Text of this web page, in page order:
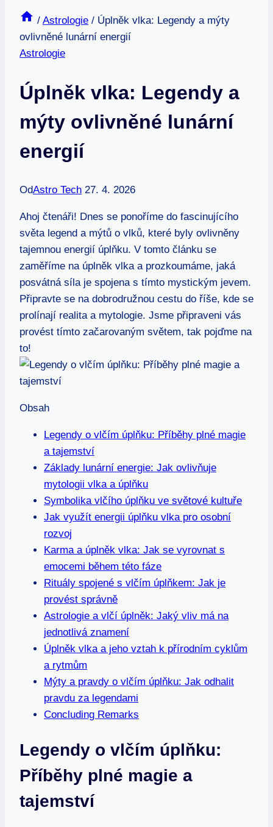
/ Astrologie / Úplněk vlka: Legendy a mýty
ovlivněné lunární energií
Astrologie
Úplněk vlka: Legendy a
mýty ovlivněné lunární
energií
OdAstro Tech 27. 4. 2026
Ahoj čtenáři! Dnes se ponoříme do fascinujícího
světa legend a mýtů o vlků, které byly ovlivněny
tajemnou energií úplňku. V tomto článku se
zaměříme na úplněk vlka a prozkoumáme, jaká
posvátná síla je spojena s tímto mystickým jevem.
Připravte se na dobrodružnou cestu do říše, kde se
prolínají realita a mytologie. Jsme připraveni vás
provést tímto začarovaným světem, tak pojďme na
to!
Obsah
Legendy o vlčím úplňku: Příběhy plné magie
a tajemství
Základy lunární energie: Jak ovlivňuje
mytologii vlka a úplňku
Symbolika vlčího úplňku ve světové kultuře
Jak využít energii úplňku vlka pro osobní
rozvoj
Karma a úplněk vlka: Jak se vyrovnat s
emocemi během této fáze
Rituály spojené s vlčím úplňkem: Jak je
provést správně
Astrologie a vlčí úplněk: Jaký vliv má na
jednotlivá znamení
Úplněk vlka a jeho vztah k přírodním cyklům
a rytmům
Mýty a pravdy o vlčím úplňku: Jak odhalit
pravdu za legendami
Concluding Remarks
Legendy o vlčím úplňku:
Příběhy plné magie a
tajemství